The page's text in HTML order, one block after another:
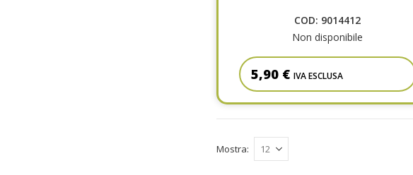
COD: 9014412
Non disponibile
5,90 € IVA ESCLUSA
Mostra